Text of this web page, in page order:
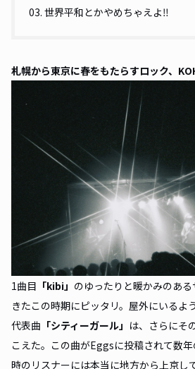
03. 世界平和とかやめちゃえよ‼︎
札幌から東京に春をもたらすロック、
1曲目 「kibi」 のゆったりと暖かみのあ
きたこの時期にピッタリ。屋外にいるよ
代表曲 「シティーガール」 は、さらにそ
こえた。この曲がEggsに投稿されて数
時のリスナーには本当に地方から上京し